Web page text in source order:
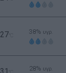
27 38% υγρ.
28% υγρ.